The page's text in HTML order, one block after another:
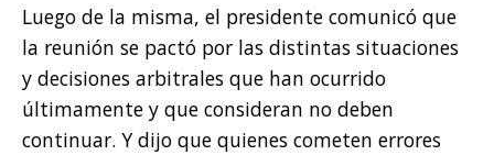
Luego de la misma, el presidente comunicó que
la reunión se pactó por las distintas situaciones
y decisiones arbitrales que han ocurrido
últimamente y que consideran no deben
continuar. Y dijo que quienes cometen errores